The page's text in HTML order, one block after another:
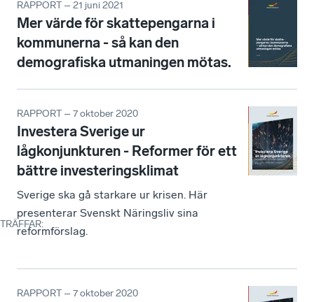
TRÄFFAR:
RAPPORT – 21 juni 2021
Mer värde för skattepengarna i
kommunerna - så kan den
demografiska utmaningen mötas.
RAPPORT – 7 oktober 2020
Investera Sverige ur
lågkonjunkturen - Reformer för ett
bättre investeringsklimat
Sverige ska gå starkare ur krisen. Här
presenterar Svenskt Näringsliv sina
reformförslag.
RAPPORT – 7 oktober 2020